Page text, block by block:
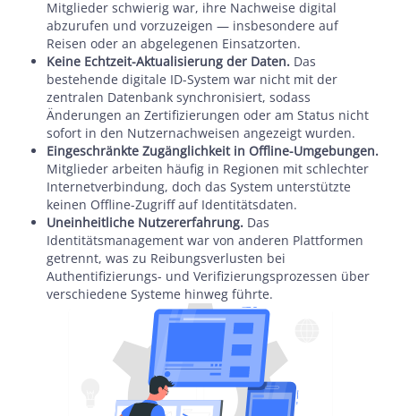
Mitglieder schwierig war, ihre Nachweise digital
abzurufen und vorzuzeigen — insbesondere auf
Reisen oder an abgelegenen Einsatzorten.
Keine Echtzeit-Aktualisierung der Daten. Das
bestehende digitale ID-System war nicht mit der
zentralen Datenbank synchronisiert, sodass
Änderungen an Zertifizierungen oder am Status nicht
sofort in den Nutzernachweisen angezeigt wurden.
Eingeschränkte Zugänglichkeit in Offline-Umgebungen.
Mitglieder arbeiten häufig in Regionen mit schlechter
Internetverbindung, doch das System unterstützte
keinen Offline-Zugriff auf Identitätsdaten.
Uneinheitliche Nutzererfahrung. Das
Identitätsmanagement war von anderen Plattformen
getrennt, was zu Reibungsverlusten bei
Authentifizierungs- und Verifizierungsprozessen über
verschiedene Systeme hinweg führte.